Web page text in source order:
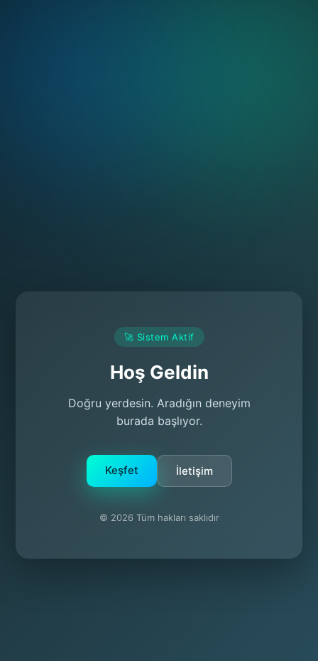
🚀 Sistem Aktif
Hoş Geldin
Doğru yerdesin. Aradığın deneyim
burada başlıyor.
Keşfet İletişim
© 2026 Tüm hakları saklıdır